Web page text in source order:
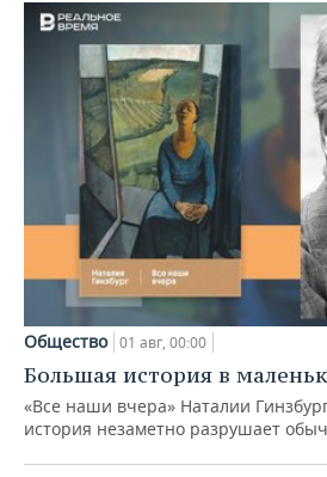
Общество 01 авг, 00:00
Большая история в
«Все наши вчера» Наталии
история незаметно разрушает